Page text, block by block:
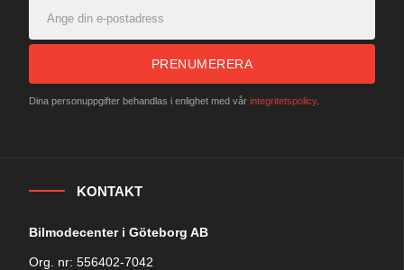
PRENUMERERA
Dina personuppgifter behandlas i enlighet med vår integritetspolicy.
KONTAKT
Bilmodecenter i Göteborg AB
Org. nr: 556402-7042